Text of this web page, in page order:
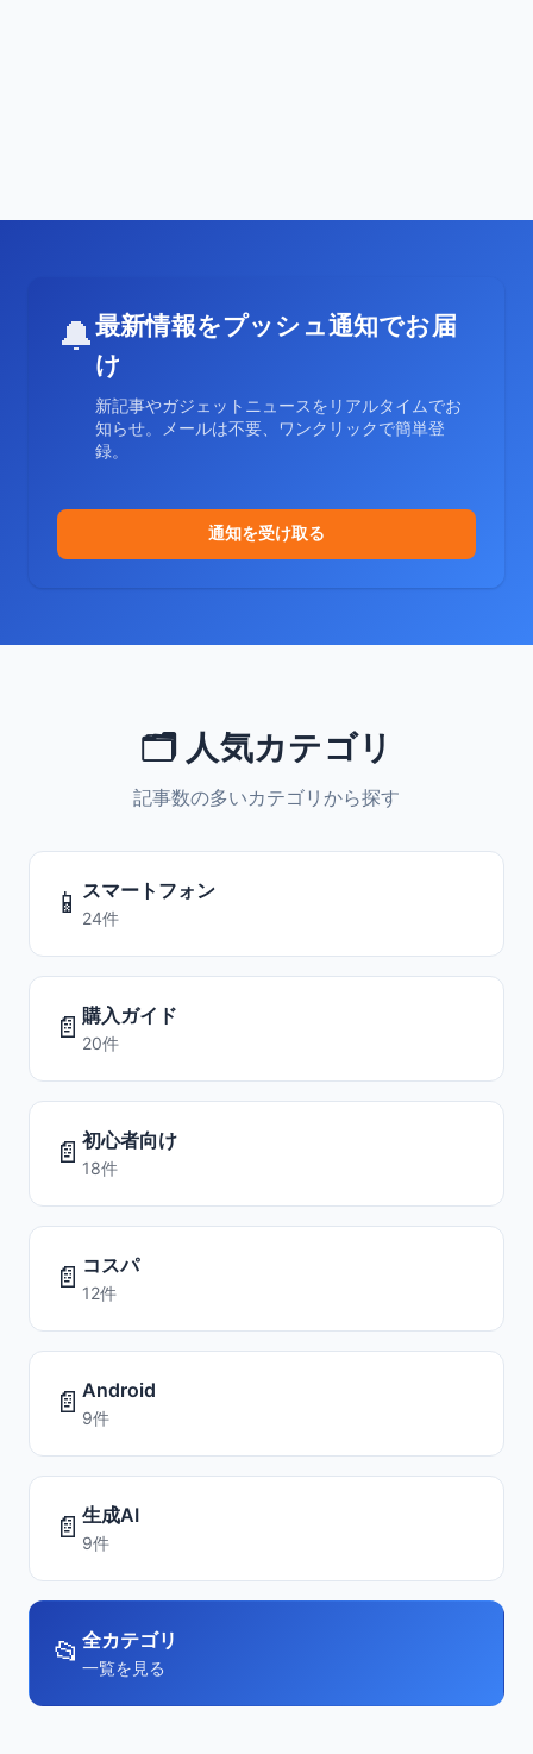
🔔最新情報をプッシュ通知でお届
け
新記事やガジェットニュースをリアルタイムでお
知らせ。メールは不要、ワンクリックで簡単登
録。
通知を受け取る
🗂️ 人気カテゴリ
記事数の多いカテゴリから探す
📱 スマートフォン
24件
📄 購入ガイド
20件
📄 初心者向け
18件
📄 コスパ
12件
📄 Android
9件
📄 生成AI
9件
📂 全カテゴリ
一覧を見る